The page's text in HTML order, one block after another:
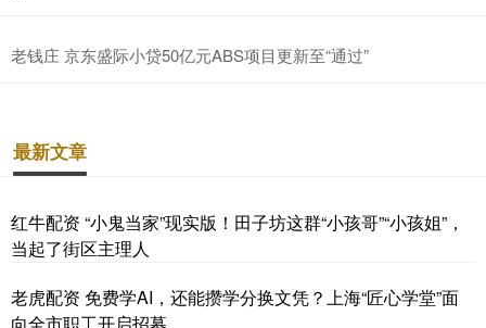
老钱庄 京东盛际小贷50亿元ABS项目更新至“通过”
最新文章
红牛配资 “小鬼当家”现实版！田子坊这群“小孩哥”“小孩姐”，
当起了街区主理人
老虎配资 免费学AI，还能攒学分换文凭？上海“匠心学堂”面
向全市职工开启招募